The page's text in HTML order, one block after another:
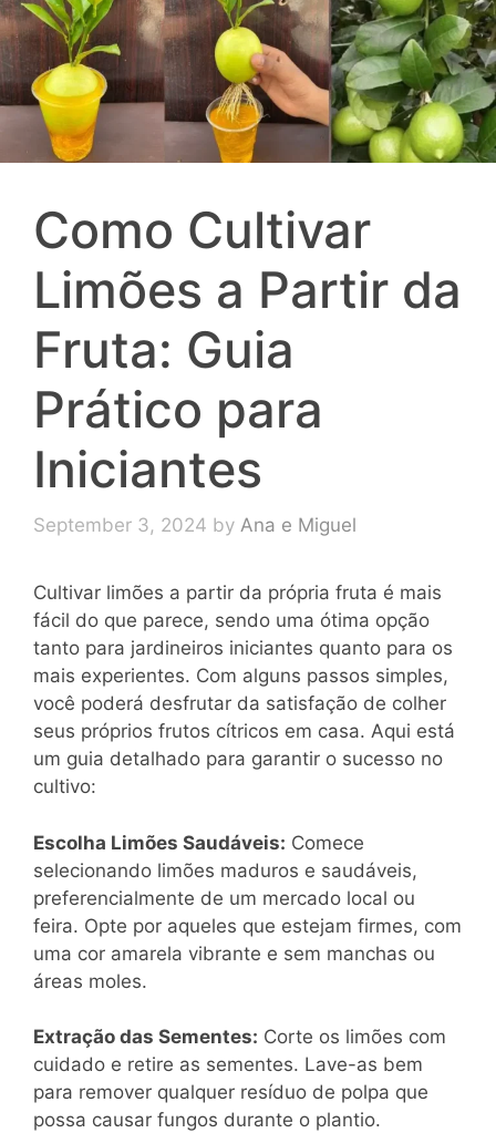
Como Cultivar
Limões a Partir da
Fruta: Guia
Prático para
Iniciantes
September 3, 2024 by Ana e Miguel
Cultivar limões a partir da própria fruta é mais
fácil do que parece, sendo uma ótima opção
tanto para jardineiros iniciantes quanto para os
mais experientes. Com alguns passos simples,
você poderá desfrutar da satisfação de colher
seus próprios frutos cítricos em casa. Aqui está
um guia detalhado para garantir o sucesso no
cultivo:
Escolha Limões Saudáveis: Comece
selecionando limões maduros e saudáveis,
preferencialmente de um mercado local ou
feira. Opte por aqueles que estejam firmes, com
uma cor amarela vibrante e sem manchas ou
áreas moles.
Extração das Sementes: Corte os limões com
cuidado e retire as sementes. Lave-as bem
para remover qualquer resíduo de polpa que
possa causar fungos durante o plantio.